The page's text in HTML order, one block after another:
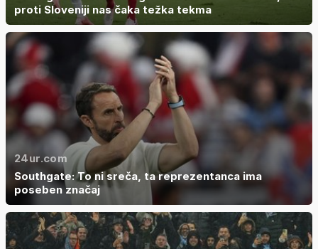
proti Sloveniji nas čaka težka tekma
24ur.com
Southgate: To ni sreča, ta reprezentanca ima
poseben značaj